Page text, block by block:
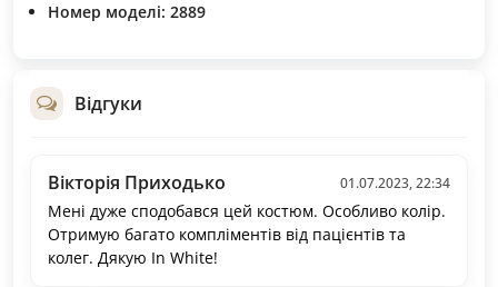
Номер моделі: 2889
Відгуки
Вікторія Приходько 01.07.2023, 22:34
Мені дуже сподобався цей костюм. Особливо колір.
Отримую багато компліментів від пацієнтів та
колег. Дякую In White!